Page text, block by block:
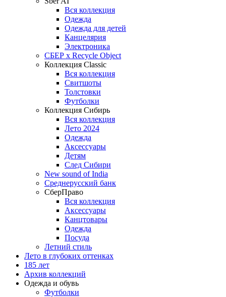
Вся коллекция
Одежда
Одежда для детей
Канцелярия
Электроника
СБЕР x Recycle Object
Коллекция Classic
Вся коллекция
Свитшоты
Толстовки
Футболки
Коллекция Сибирь
Вся коллекция
Лето 2024
Одежда
Аксессуары
Детям
След Сибири
New sound of India
Среднерусский банк
СберПраво
Вся коллекция
Аксессуары
Канцтовары
Одежда
Посуда
Летний стиль
Лето в глубоких оттенках
185 лет
Архив коллекций
Одежда и обувь
Футболки